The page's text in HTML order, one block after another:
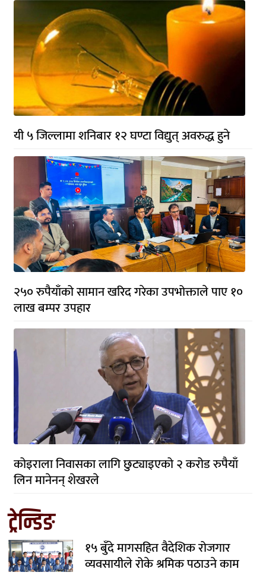
यी ५ जिल्लामा शनिबार १२ घण्टा विद्युत् अवरुद्ध हुने
२५० रुपैयाँको सामान खरिद गरेका उपभोक्ताले पाए १०
लाख बम्पर उपहार
कोइराला निवासका लागि छुट्याइएको २ करोड रुपैयाँ
लिन मानेनन् शेखरले
ट्रेन्डिङ
१५ बुँदे मागसहित वैदेशिक रोजगार
व्यवसायीले रोके श्रमिक पठाउने काम